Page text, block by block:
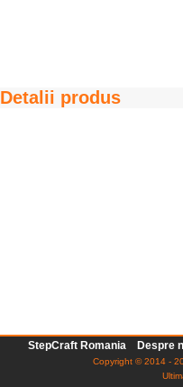
Detalii produs
StepCraft Romania Despre
Copyright © 2014 -